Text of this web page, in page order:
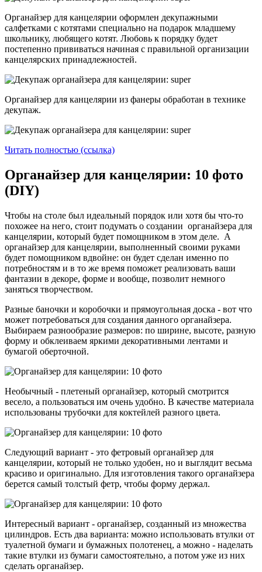
Органайзер для канцелярии оформлен декупажными
салфетками с котятами специально на подарок младшему
школьнику, любящего котят. Любовь к порядку будет
постепенно прививаться начиная с правильной организации
канцелярских принадлежностей.
Органайзер для канцелярии из фанеры обработан в технике
декупаж.
Читать полностью (ссылка)
Органайзер для канцелярии: 10 фото
(DIY)
Чтобы на столе был идеальный порядок или хотя бы что-то
похожее на него, стоит подумать о создании органайзера для
канцелярии, который будет помощником в этом деле. А
органайзер для канцелярии, выполненный своими руками
будет помощником вдвойне: он будет сделан именно по
потребностям и в то же время поможет реализовать ваши
фантазии в декоре, форме и вообще, позволит немного
заняться творчеством.
Разные баночки и коробочки и прямоугольная доска - вот что
может потребоваться для создания данного органайзера.
Выбираем разнообразие размеров: по ширине, высоте, разную
форму и обклеиваем яркими декоративными лентами и
бумагой оберточной.
Необычный - плетеный органайзер, который смотрится
весело, а пользоваться им очень удобно. В качестве материала
использованы трубочки для коктейлей разного цвета.
Следующий вариант - это фетровый органайзер для
канцелярии, который не только удобен, но и выглядит весьма
красиво и оригинально. Для изготовления такого органайзера
берется самый толстый фетр, чтобы форму держал.
Интересный вариант - органайзер, созданный из множества
цилиндров. Есть два варианта: можно использовать втулки от
туалетной бумаги и бумажных полотенец, а можно - наделать
такие втулки из бумаги самостоятельно, а потом уже из них
сделать органайзер.